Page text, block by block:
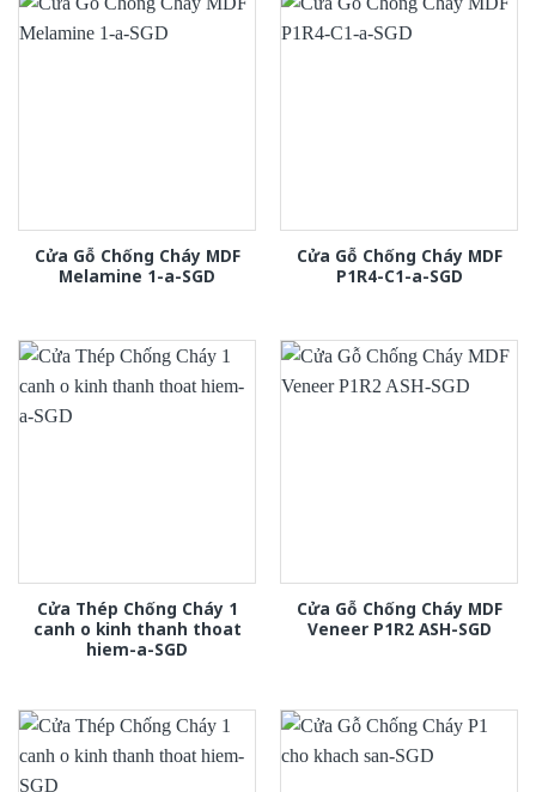
Cửa Gỗ Chống Cháy MDF
Melamine 1-a-SGD
Cửa Gỗ Chống Cháy MDF
P1R4-C1-a-SGD
Cửa Thép Chống Cháy 1
canh o kinh thanh thoat
hiem-a-SGD
Cửa Gỗ Chống Cháy MDF
Veneer P1R2 ASH-SGD